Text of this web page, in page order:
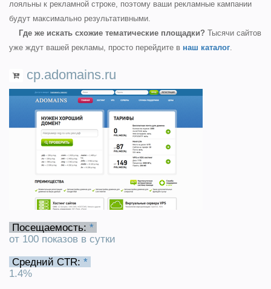
лояльны к рекламной строке, поэтому ваши рекламные кампании
будут максимально результативными.
Где же искать схожие тематические площадки? Тысячи сайтов
уже ждут вашей рекламы, просто перейдите в наш каталог.
cp.adomains.ru
Посещаемость: *
от 100 показов в сутки
Средний CTR: *
1.4%